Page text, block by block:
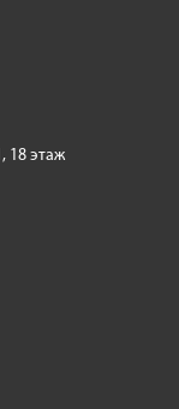
18 этаж